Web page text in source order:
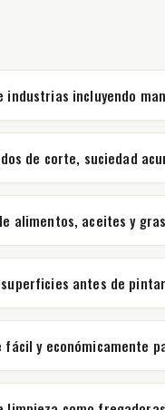
industrias incluyendo
de corte, suciedad
alimentos, aceites y
antes de
fácil y económicamente